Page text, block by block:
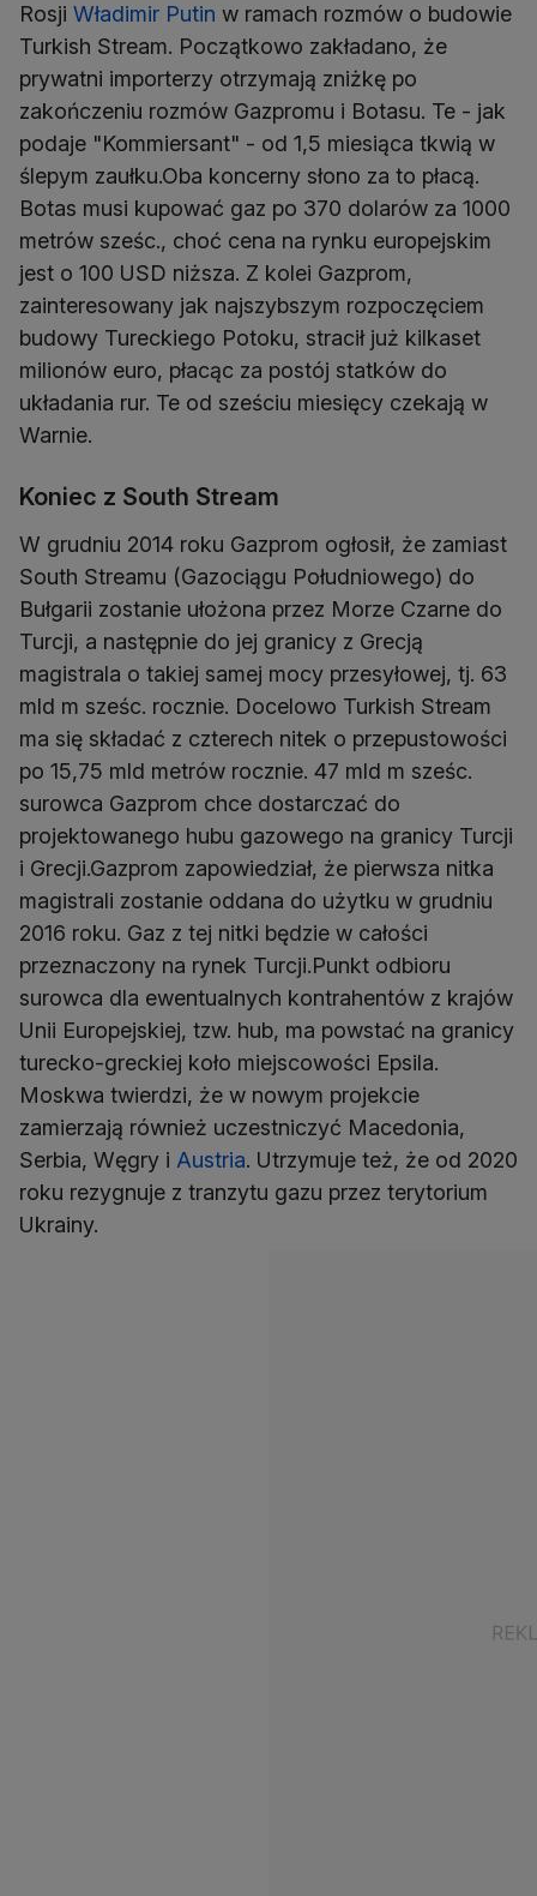
Rosji Władimir Putin w ramach rozmów o budowie
Turkish Stream. Początkowo zakładano, że
prywatni importerzy otrzymają zniżkę po
zakończeniu rozmów Gazpromu i Botasu. Te - jak
podaje "Kommiersant" - od 1,5 miesiąca tkwią w
ślepym zaułku.Oba koncerny słono za to płacą.
Botas musi kupować gaz po 370 dolarów za 1000
metrów sześc., choć cena na rynku europejskim
jest o 100 USD niższa. Z kolei Gazprom,
zainteresowany jak najszybszym rozpoczęciem
budowy Tureckiego Potoku, stracił już kilkaset
milionów euro, płacąc za postój statków do
układania rur. Te od sześciu miesięcy czekają w
Warnie.
Koniec z South Stream
W grudniu 2014 roku Gazprom ogłosił, że zamiast
South Streamu (Gazociągu Południowego) do
Bułgarii zostanie ułożona przez Morze Czarne do
Turcji, a następnie do jej granicy z Grecją
magistrala o takiej samej mocy przesyłowej, tj. 63
mld m sześc. rocznie. Docelowo Turkish Stream
ma się składać z czterech nitek o przepustowości
po 15,75 mld metrów rocznie. 47 mld m sześc.
surowca Gazprom chce dostarczać do
projektowanego hubu gazowego na granicy Turcji
i Grecji.Gazprom zapowiedział, że pierwsza nitka
magistrali zostanie oddana do użytku w grudniu
2016 roku. Gaz z tej nitki będzie w całości
przeznaczony na rynek Turcji.Punkt odbioru
surowca dla ewentualnych kontrahentów z krajów
Unii Europejskiej, tzw. hub, ma powstać na granicy
turecko-greckiej koło miejscowości Epsila.
Moskwa twierdzi, że w nowym projekcie
zamierzają również uczestniczyć Macedonia,
Serbia, Węgry i Austria. Utrzymuje też, że od 2020
roku rezygnuje z tranzytu gazu przez terytorium
Ukrainy.